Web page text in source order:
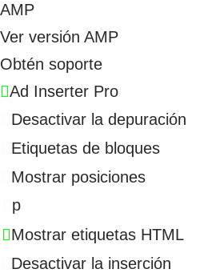
AMP
Ver versión AMP
Obtén soporte
Ad Inserter Pro
Desactivar la depuración
Etiquetas de bloques
Mostrar posiciones
p
Mostrar etiquetas HTML
Desactivar la inserción